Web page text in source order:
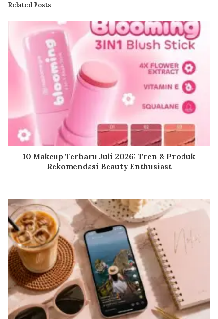
Related Posts
10 Makeup Terbaru Juli 2026: Tren & Produk
Rekomendasi Beauty Enthusiast